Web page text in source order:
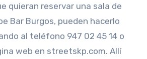
quieran reservar una sala de
Bar Burgos, pueden hacerlo
al teléfono 947 02 45 14 o
web en streetskp.com. Allí